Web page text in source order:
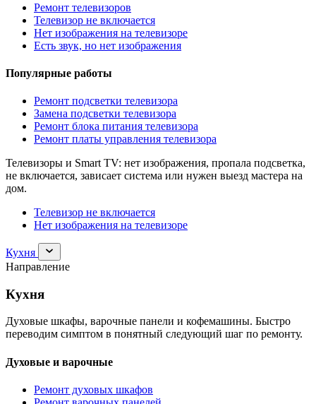
Ремонт телевизоров
Телевизор не включается
Нет изображения на телевизоре
Есть звук, но нет изображения
Популярные работы
Ремонт подсветки телевизора
Замена подсветки телевизора
Ремонт блока питания телевизора
Ремонт платы управления телевизора
Телевизоры и Smart TV: нет изображения, пропала подсветка,
не включается, зависает система или нужен выезд мастера на
дом.
Телевизор не включается
Нет изображения на телевизоре
Кухня
Раскрыть
раздел
Кухня
Направление
Кухня
Духовые шкафы, варочные панели и кофемашины. Быстро
переводим симптом в понятный следующий шаг по ремонту.
Духовые и варочные
Ремонт духовых шкафов